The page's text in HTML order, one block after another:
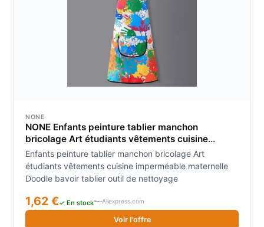
NONE
NONE Enfants peinture tablier manchon
bricolage Art étudiants vêtements cuisine
imperméable maternelle Doodle bavoir tablier
outil de nettoyage
Enfants peinture tablier manchon bricolage Art
étudiants vêtements cuisine imperméable maternelle
Doodle bavoir tablier outil de nettoyage
1,62 €✓ En stock Aliexpress.com
Voir l'offre